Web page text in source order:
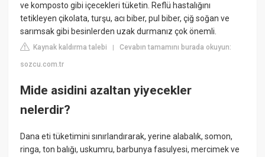
ve komposto gibi içecekleri tüketin. Reflü hastalığını
tetikleyen çikolata, turşu, acı biber, pul biber, çiğ soğan ve
sarımsak gibi besinlerden uzak durmanız çok önemli.
Kaynak kaldırma talebi |Cevabın tamamını burada okuyun:
sozcu.com.tr
Mide asidini azaltan yiyecekler
nelerdir?
Dana eti tüketimini sınırlandırarak, yerine alabalık, somon,
ringa, ton balığı, uskumru, barbunya fasulyesi, mercimek ve